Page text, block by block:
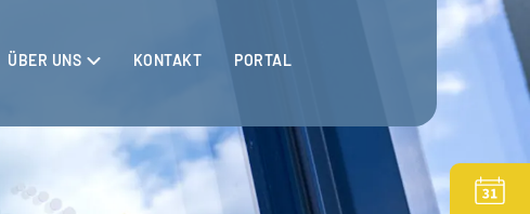
ÜBER UNS KONTAKT PORTAL